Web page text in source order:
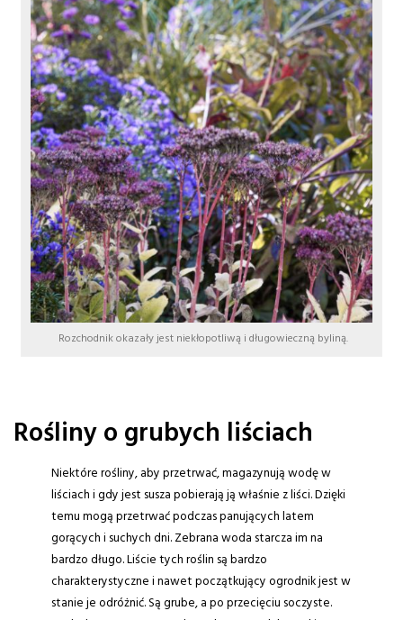
Rozchodnik okazały jest niekłopotliwą i długowieczną byliną.
Rośliny o grubych liściach
Niektóre rośliny, aby przetrwać, magazynują wodę w
liściach i gdy jest susza pobierają ją właśnie z liści. Dzięki
temu mogą przetrwać podczas panujących latem
gorących i suchych dni. Zebrana woda starcza im na
bardzo długo. Liście tych roślin są bardzo
charakterystyczne i nawet początkujący ogrodnik jest w
stanie je odróżnić. Są grube, a po przecięciu soczyste.